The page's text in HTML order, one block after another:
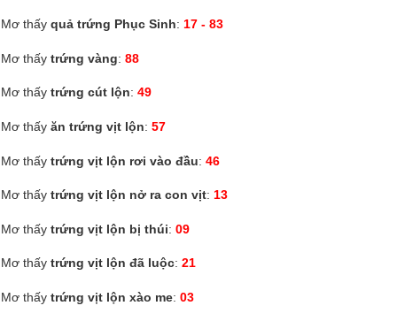
Mơ thấy quả trứng Phục Sinh: 17 - 83
Mơ thấy trứng vàng: 88
Mơ thấy trứng cút lộn: 49
Mơ thấy ăn trứng vịt lộn: 57
Mơ thấy trứng vịt lộn rơi vào đầu: 46
Mơ thấy trứng vịt lộn nở ra con vịt: 13
Mơ thấy trứng vịt lộn bị thúi: 09
Mơ thấy trứng vịt lộn đã luộc: 21
Mơ thấy trứng vịt lộn xào me: 03